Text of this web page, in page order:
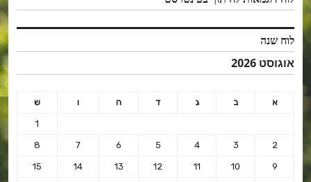
לוח שנה
אוגוסט 2026
א ב ג ד ה ו ש
1
2
3
4
5
6
7
8
9
10
11
12
13
14
15